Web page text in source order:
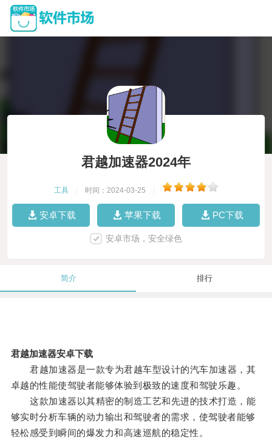
君越加速器2024年
工具 时间：2024-03-25
安卓下载 苹果下载 PC下载
安卓市场，安全绿色
简介 排行
君越加速器安卓下载
君越加速器是一款专为君越车型设计的汽车加速器，其
卓越的性能使驾驶者能够体验到极致的速度和驾驶乐趣。
这款加速器以其精密的制造工艺和先进的技术打造，能
够实时分析车辆的动力输出和驾驶者的需求，使驾驶者能够
轻松感受到瞬间的爆发力和高速巡航的稳定性。